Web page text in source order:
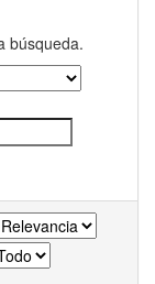
búsqueda.